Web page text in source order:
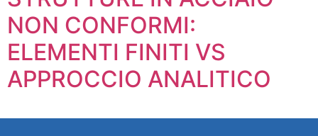
NON CONFORMI:
ELEMENTI FINITI VS
APPROCCIO ANALITICO